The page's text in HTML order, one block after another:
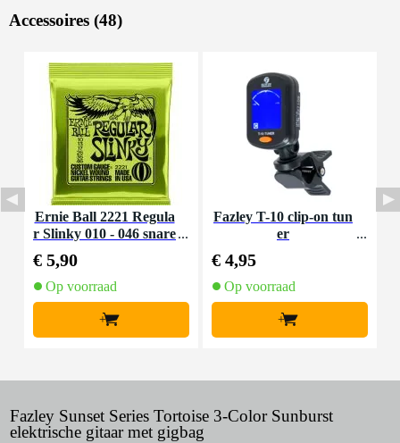
Accessoires (48)
Ernie Ball 2221 Regula
r Slinky 010 - 046 snare
€ 5,90
Op voorraad
+
Fazley T-10 clip-on tun
er
€ 4,95
Op voorraad
+
Fazley Sunset Series Tortoise 3-Color Sunburst
elektrische gitaar met gigbag